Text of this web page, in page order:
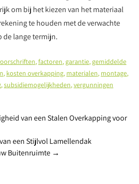
om bij het kiezen van het materiaal
te houden met de verwachte
lange termijn.
,factoren, garantie, gemiddelde
, kosten overkapping, materialen, montage,
,subsidiemogelijkheden,vergunningen
van een Stalen Overkapping voor
een Stijlvol Lamellendak
Buitenruimte →